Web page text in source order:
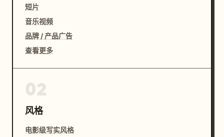
短片
音乐视频
品牌 / 产品广告
查看更多
风格
电影级写实风格